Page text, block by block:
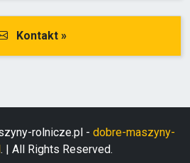
Kontakt »
rolnicze.pl - dobre-maszyny-
. | All Rights Reserved.